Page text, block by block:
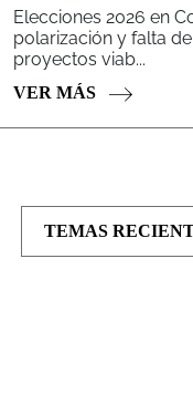
Elecciones 2026 en
polarización y falta
proyectos viab...
VER MÁS
TEMAS